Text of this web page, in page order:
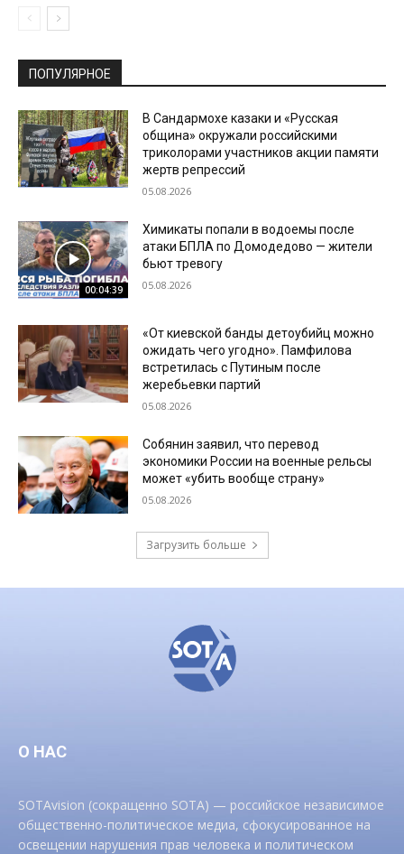
ПОПУЛЯРНОЕ
В Сандармохе казаки и «Русская
община» окружали российскими
триколорами участников акции памяти
жертв репрессий
05.08.2026
00:04:39
Химикаты попали в водоемы после
атаки БПЛА по Домодедово — жители
бьют тревогу
05.08.2026
«От киевской банды детоубийц можно
ожидать чего угодно». Памфилова
встретилась с Путиным после
жеребьевки партий
05.08.2026
Собянин заявил, что перевод
экономики России на военные рельсы
может «убить вообще страну»
05.08.2026
Загрузить больше
О НАС
SOTAvision (сокращенно SOTA) — российское независимое
общественно-политическое медиа, сфокусированное на
освещении нарушения прав человека и политическом